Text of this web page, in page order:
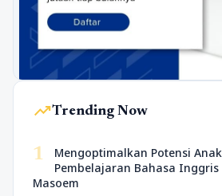
trending_upTrending Now
1
Mengoptimalkan Potensi
Pembelajaran Bahasa
Masoem